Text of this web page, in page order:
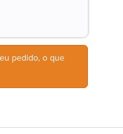
pedido, o que